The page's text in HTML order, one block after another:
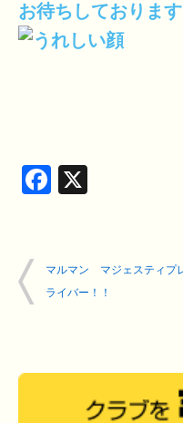
お待ちしております
Facebook
マルマン マジェスティプ
ライバー！！